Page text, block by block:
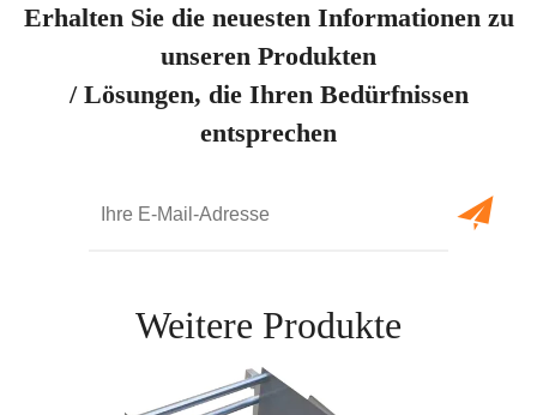
Erhalten Sie die neuesten Informationen zu
unseren Produkten
/ Lösungen, die Ihren Bedürfnissen
entsprechen
Weitere Produkte